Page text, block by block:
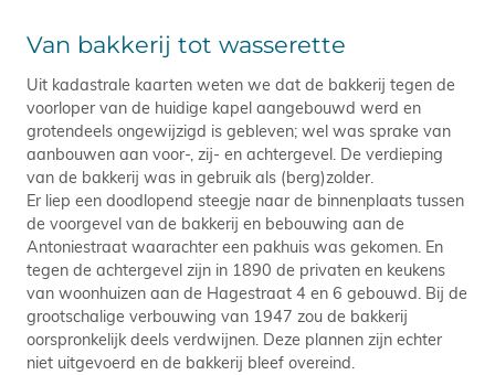
Van bakkerij tot wasserette
Uit kadastrale kaarten weten we dat de bakkerij tegen de
voorloper van de huidige kapel aangebouwd werd en
grotendeels ongewijzigd is gebleven; wel was sprake van
aanbouwen aan voor-, zij- en achtergevel. De verdieping
van de bakkerij was in gebruik als (berg)zolder.
Er liep een doodlopend steegje naar de binnenplaats tussen
de voorgevel van de bakkerij en bebouwing aan de
Antoniestraat waarachter een pakhuis was gekomen. En
tegen de achtergevel zijn in 1890 de privaten en keukens
van woonhuizen aan de Hagestraat 4 en 6 gebouwd. Bij de
grootschalige verbouwing van 1947 zou de bakkerij
oorspronkelijk deels verdwijnen. Deze plannen zijn echter
niet uitgevoerd en de bakkerij bleef overeind.